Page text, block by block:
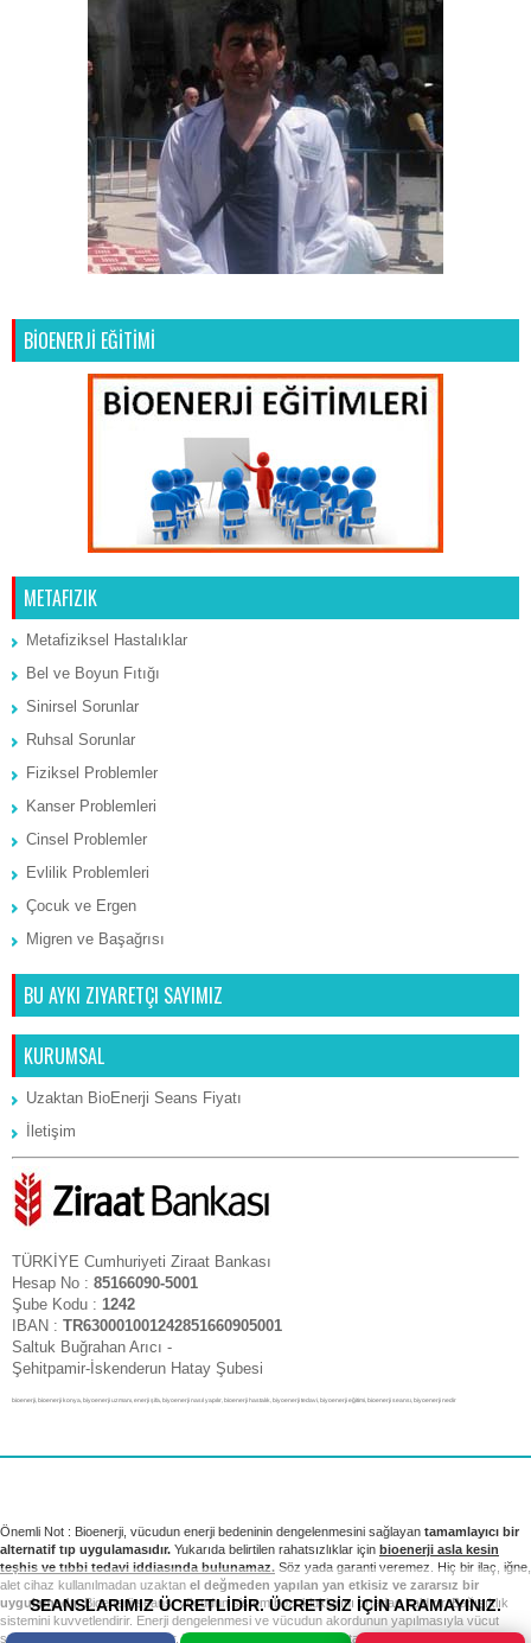
BİOENERJİ EĞİTİMİ
METAFIZIK
Metafiziksel Hastalıklar
Bel ve Boyun Fıtığı
Sinirsel Sorunlar
Ruhsal Sorunlar
Fiziksel Problemler
Kanser Problemleri
Cinsel Problemler
Evlilik Problemleri
Çocuk ve Ergen
Migren ve Başağrısı
BU AYKI ZIYARETÇI SAYIMIZ
KURUMSAL
Uzaktan BioEnerji Seans Fiyatı
İletişim
TÜRKİYE Cumhuriyeti Ziraat Bankası
Hesap No : 85166090-5001
Şube Kodu : 1242
IBAN : TR630001001242851660905001
Saltuk Buğrahan Arıcı -
Şehitpamir-İskenderun Hatay Şubesi
bioenerji, bioenerji konya, biyoenerji uzmanı, enerji şifa, biyoenerji nasıl yapılır, bioenerji hastalık, biyoenerji tedavi, biyoenerji eğitimi, bioenerji seansı, biyoenerji nedir
SEANSLARIMIZ ÜCRETLİDİR. ÜCRETSİZ İÇİN ARAMAYINIZ.
Önemli Not : Bioenerji, vücudun enerji bedeninin dengelenmesini sağlayan tamamlayıcı bir
alternatif tıp uygulamasıdır. Yukarıda belirtilen rahatsızlıklar için bioenerji asla kesin
teşhis ve tıbbi tedavi iddiasında bulunamaz. Söz yada garanti veremez. Hiç bir ilaç, iğne,
alet cihaz kullanılmadan uzaktan el değmeden yapılan yan etkisiz ve zararsız bir
uygulamadır.Bioenerji seansı vücudun sistem bozukluklarını ortadan kaldırır. Bağışıklık
sistemini kuvvetlendirir. Enerji dengelenmesi ve vücudun akordunun yapılmasıyla vücut
sağlıklı sistemini yeniden kurar. Tıbbi tedavi ve kontrollerinizi takip etmek sizin